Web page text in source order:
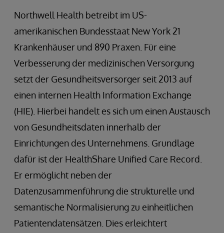
Northwell Health betreibt im US-
amerikanischen Bundesstaat New York 21
Krankenhäuser und 890 Praxen. Für eine
Verbesserung der medizinischen Versorgung
setzt der Gesundheitsversorger seit 2013 auf
einen internen Health Information Exchange
(HIE). Hierbei handelt es sich um einen Austausch
von Gesundheitsdaten innerhalb der
Einrichtungen des Unternehmens. Grundlage
dafür ist der HealthShare Unified Care Record.
Er ermöglicht neben der
Datenzusammenführung die strukturelle und
semantische Normalisierung zu einheitlichen
Patientendatensätzen. Dies erleichtert